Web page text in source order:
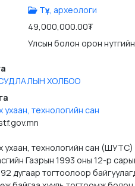
Түүх, археологи
49,000,000.00₮
Улсын болон орон
ХОЛБОО
технологийн сан
ухаан, технологийн сан
Газрын 1993 оны 12-р
дугаар тогтоолоор